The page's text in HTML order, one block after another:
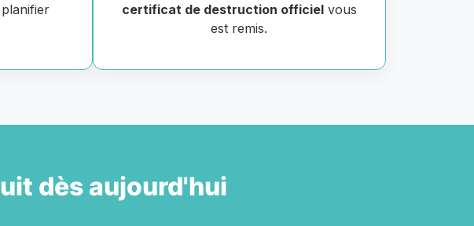
certificat de destruction officielvous
est remis.
dès aujourd'hui